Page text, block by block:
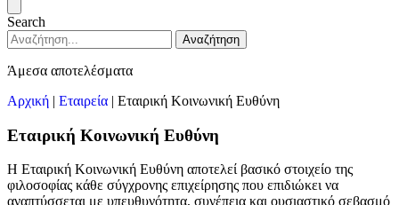
Search
Αναζήτηση
Άμεσα αποτελέσματα
Αρχική | Εταιρεία | Εταιρική Κοινωνική Ευθύνη
Εταιρική Κοινωνική Ευθύνη
Η Εταιρική Κοινωνική Ευθύνη αποτελεί βασικό στοιχείο της
φιλοσοφίας κάθε σύγχρονης επιχείρησης που επιδιώκει να
αναπτύσσεται με υπευθυνότητα, συνέπεια και ουσιαστικό σεβασμό